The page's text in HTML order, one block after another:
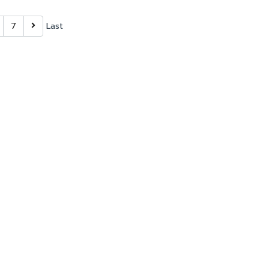
7 Last